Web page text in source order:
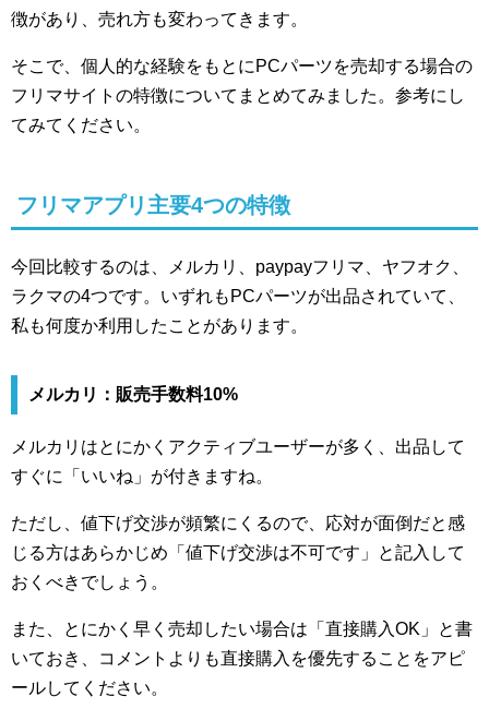
徴があり、売れ方も変わってきます。
そこで、個人的な経験をもとにPCパーツを売却する場合の
フリマサイトの特徴についてまとめてみました。参考にし
てみてください。
フリマアプリ主要4つの特徴
今回比較するのは、メルカリ、paypayフリマ、ヤフオク、
ラクマの4つです。いずれもPCパーツが出品されていて、
私も何度か利用したことがあります。
メルカリ：販売手数料10%
メルカリはとにかくアクティブユーザーが多く、出品して
すぐに「いいね」が付きますね。
ただし、値下げ交渉が頻繁にくるので、応対が面倒だと感
じる方はあらかじめ「値下げ交渉は不可です」と記入して
おくべきでしょう。
また、とにかく早く売却したい場合は「直接購入OK」と書
いておき、コメントよりも直接購入を優先することをアピ
ールしてください。